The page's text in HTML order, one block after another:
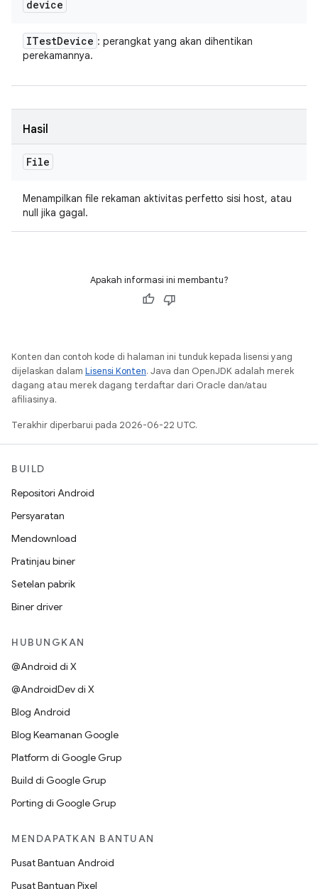
device
ITestDevice : perangkat yang akan dihentikan
perekamannya.
Hasil
File
Menampilkan file rekaman aktivitas perfetto sisi host, atau
null jika gagal.
Apakah informasi ini membantu?
Konten dan contoh kode di halaman ini tunduk kepada lisensi yang
dijelaskan dalam Lisensi Konten. Java dan OpenJDK adalah merek
dagang atau merek dagang terdaftar dari Oracle dan/atau
afiliasinya.
Terakhir diperbarui pada 2026-06-22 UTC.
BUILD
Repositori Android
Persyaratan
Mendownload
Pratinjau biner
Setelan pabrik
Biner driver
HUBUNGKAN
@Android di X
@AndroidDev di X
Blog Android
Blog Keamanan Google
Platform di Google Grup
Build di Google Grup
Porting di Google Grup
MENDAPATKAN BANTUAN
Pusat Bantuan Android
Pusat Bantuan Pixel